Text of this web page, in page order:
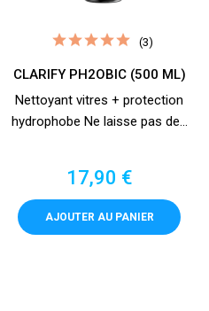
(3)
CLARIFY PH2OBIC (500 ML)
Nettoyant vitres + protection
hydrophobe Ne laisse pas de...
Prix
17,90 €
AJOUTER AU PANIER